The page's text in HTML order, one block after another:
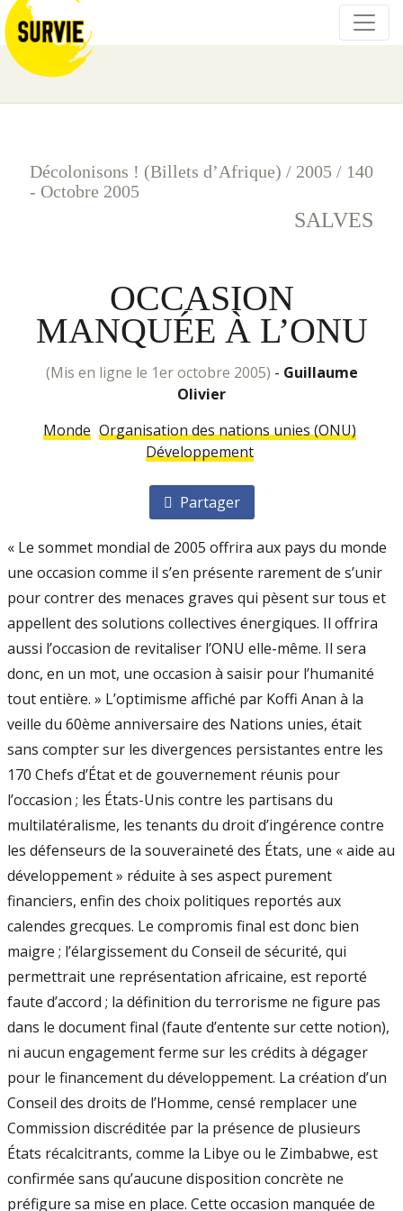
Décolonisons ! (Billets d’Afrique) / 2005 / 140
- Octobre 2005
SALVES
OCCASION
MANQUÉE À L’ONU
(mis en ligne le 1er octobre 2005) - Guillaume
Olivier
Monde Organisation des nations unies (ONU)
Développement
Partager
« Le sommet mondial de 2005 offrira aux pays du monde
une occasion comme il s’en présente rarement de s’unir
pour contrer des menaces graves qui pèsent sur tous et
appellent des solutions collectives énergiques. Il offrira
aussi l’occasion de revitaliser l’ONU elle-même. Il sera
donc, en un mot, une occasion à saisir pour l’humanité
tout entière. » L’optimisme affiché par Koffi Anan à la
veille du 60ème anniversaire des Nations unies, était
sans compter sur les divergences persistantes entre les
170 Chefs d’État et de gouvernement réunis pour
l’occasion ; les États-Unis contre les partisans du
multilatéralisme, les tenants du droit d’ingérence contre
les défenseurs de la souveraineté des États, une « aide au
développement » réduite à ses aspect purement
financiers, enfin des choix politiques reportés aux
calendes grecques. Le compromis final est donc bien
maigre ; l’élargissement du Conseil de sécurité, qui
permettrait une représentation africaine, est reporté
faute d’accord ; la définition du terrorisme ne figure pas
dans le document final (faute d’entente sur cette notion),
ni aucun engagement ferme sur les crédits à dégager
pour le financement du développement. La création d’un
Conseil des droits de l’Homme, censé remplacer une
Commission discréditée par la présence de plusieurs
États récalcitrants, comme la Libye ou le Zimbabwe, est
confirmée sans qu’aucune disposition concrète ne
préfigure sa mise en place. Cette occasion manquée de